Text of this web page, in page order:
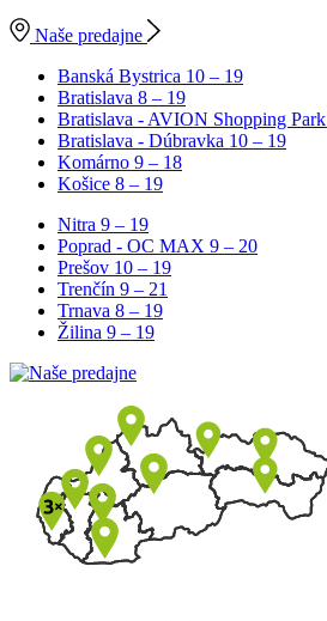
Naše predajne
Banská Bystrica 10 – 19
Bratislava 8 – 19
Bratislava - AVION Shopping Park
Bratislava - Dúbravka 10 – 19
Komárno 9 – 18
Košice 8 – 19
Nitra 9 – 19
Poprad - OC MAX 9 – 20
Prešov 10 – 19
Trenčín 9 – 21
Trnava 8 – 19
Žilina 9 – 19